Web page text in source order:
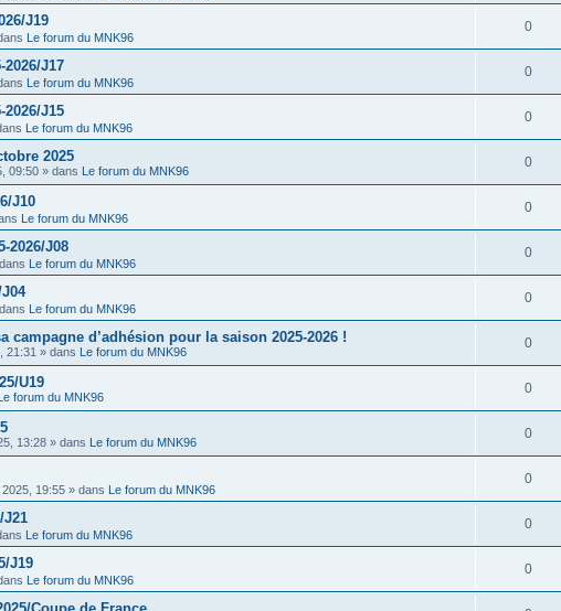
J19
Le forum du MNK96
0
2026/J17
Le forum du MNK96
0
J15
Le forum du MNK96
0
2025
09:50 » dans Le forum du MNK96
0
J10
Le forum du MNK96
0
2026/J08
Le forum du MNK96
0
Le forum du MNK96
0
campagne d’adhésion pour la saison 2025-2026 !
21:31 » dans Le forum du MNK96
0
U19
forum du MNK96
0
13:28 » dans Le forum du MNK96
0
19:55 » dans Le forum du MNK96
0
J21
Le forum du MNK96
0
J19
Le forum du MNK96
0